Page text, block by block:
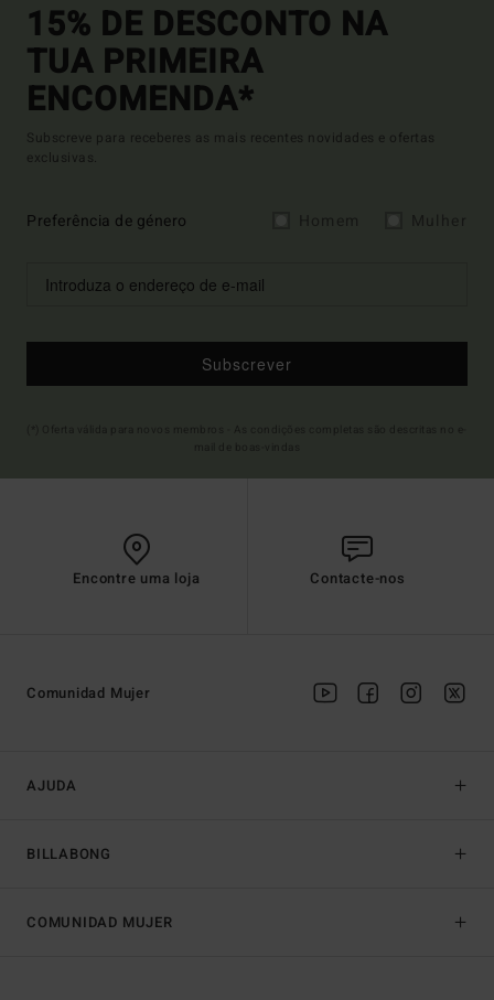
15% DE DESCONTO NA
TUA PRIMEIRA
ENCOMENDA*
Subscreve para receberes as mais recentes novidades e ofertas
exclusivas.
Preferência de género
Subscrever
Encontre uma loja Contacte-nos
AJUDA
BILLABONG
Comunidad Mujer
COMUNIDAD MUJER